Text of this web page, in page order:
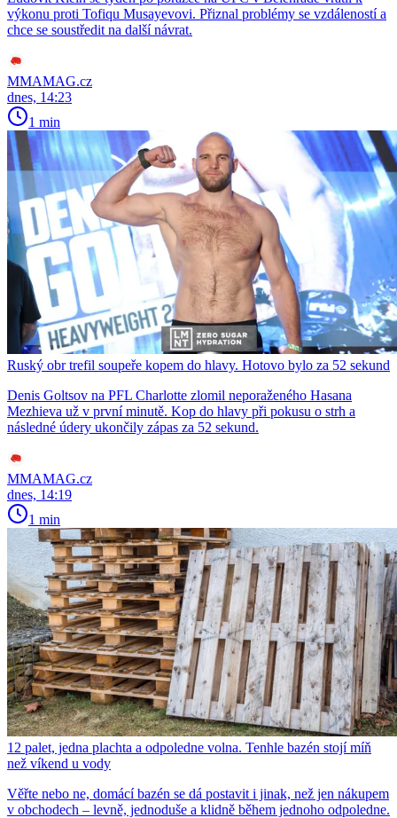
výkonu proti Tofiqu Musayevovi. Přiznal problémy se vzdáleností a
chce se soustředit na další návrat.
MMAMAG.cz
dnes, 14:23
1 min
Ruský obr trefil soupeře kopem do hlavy. Hotovo bylo za 52 sekund
Denis Goltsov na PFL Charlotte zlomil neporaženého Hasana
Mezhieva už v první minutě. Kop do hlavy při pokusu o strh a
následné údery ukončily zápas za 52 sekund.
MMAMAG.cz
dnes, 14:19
1 min
12 palet, jedna plachta a odpoledne volna. Tenhle bazén stojí míň
než víkend u vody
Věřte nebo ne, domácí bazén se dá postavit i jinak, než jen nákupem
v obchodech – levně, jednoduše a klidně během jednoho odpoledne.